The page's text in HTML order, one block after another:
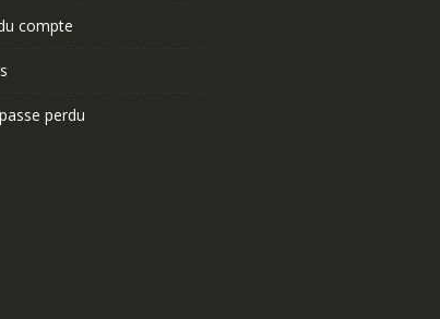
compte
perdu